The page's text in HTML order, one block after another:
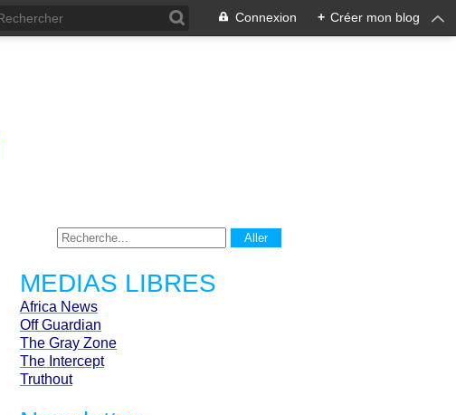
Connexion + Créer mon blog
MEDIAS LIBRES
Africa News
Off Guardian
The Gray Zone
The Intercept
Truthout